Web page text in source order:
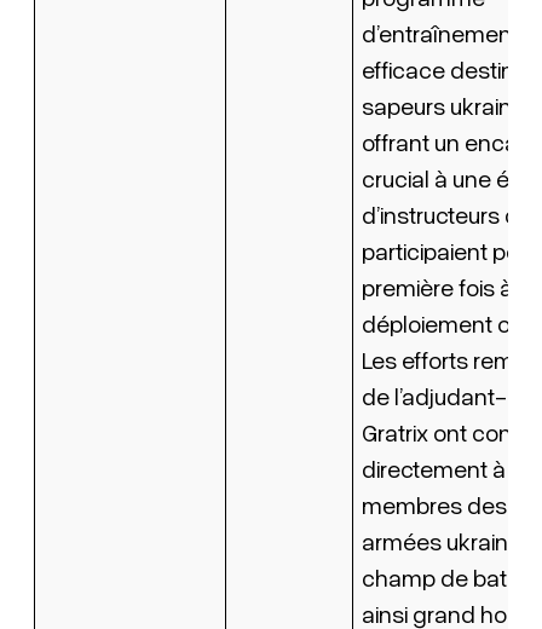
d’entraînement
efficace destiné
sapeurs
offrant un
crucial à une
d’instructeurs qui
participaient
première fois à
déploiement
Les efforts
de l’adjudant-
Gratrix ont
directement à la
membres des
armées
champ de
ainsi grand